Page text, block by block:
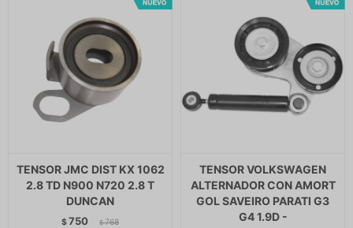
TENSOR JMC DIST KX 1062
2.8 TD N900 N720 2.8 T
DUNCAN
$750 $ 768
TENSOR VOLKSWAGEN
ALTERNADOR CON AMORT
GOL SAVEIRO PARATI G3
G4 1.9D -